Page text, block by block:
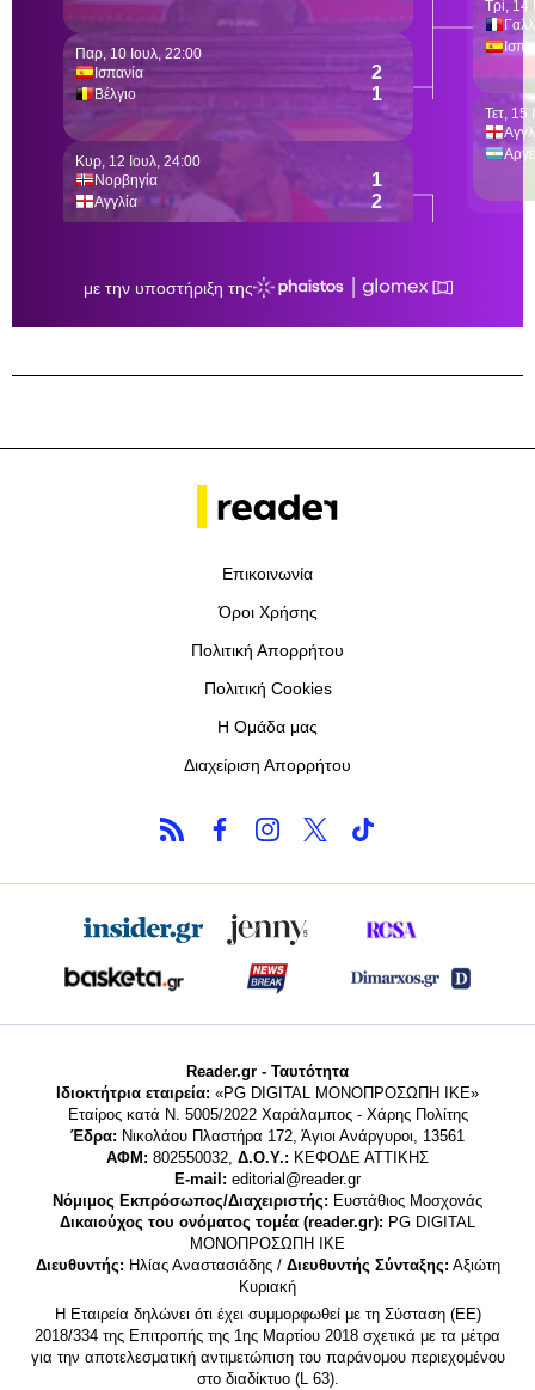
Επικοινωνία
Όροι Χρήσης
Πολιτική Απορρήτου
Πολιτική Cookies
Η Ομάδα μας
Διαχείριση Απορρήτου
Reader.gr - Ταυτότητα
Ιδιοκτήτρια εταιρεία: «PG DIGITAL MONΟΠΡΟΣΩΠΗ ΙΚΕ»
Εταίρος κατά Ν. 5005/2022 Χαράλαμπος - Χάρης Πολίτης
Έδρα: Νικολάου Πλαστήρα 172, Άγιοι Ανάργυροι, 13561
ΑΦΜ: 802550032, Δ.Ο.Υ.: ΚΕΦΟΔΕ ΑΤΤΙΚΗΣ
E-mail: editorial@reader.gr
Νόμιμος Εκπρόσωπος/Διαχειριστής: Ευστάθιος Μοσχονάς
Δικαιούχος του ονόματος τομέα (reader.gr): PG DIGITAL
MONΟΠΡΟΣΩΠΗ ΙΚΕ
Διευθυντής: Ηλίας Αναστασιάδης / Διευθυντής Σύνταξης: Αξιώτη
Κυριακή
Η Εταιρεία δηλώνει ότι έχει συμμορφωθεί με τη Σύσταση (ΕΕ)
2018/334 της Επιτροπής της 1ης Μαρτίου 2018 σχετικά με τα μέτρα
για την αποτελεσματική αντιμετώπιση του παράνομου περιεχομένου
στο διαδίκτυο (L 63).